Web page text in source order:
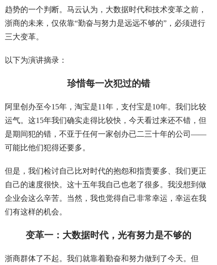
趋势的一个判断。马云认为，大数据时代和技术变革之前，
浙商的未来，仅依靠“勤奋与努力是远远不够的”，必须进行
三大变革。
以下为演讲摘录：
珍惜每一次犯过的错
阿里创办至今15年，淘宝是11年，支付宝是10年。我们比较
运气。这15年我们确实走得比较快，今天看过来还不错，但
是期间犯的错，不亚于任何一家创办已二三十年的公司——
可能比他们犯得还要多。
但是，我们检讨自己比对时代的抱怨和指责要多、我们更正
自己的速度很快。这十五年我自己也老了很多。我没想到做
企业会这么辛苦。当然，我也觉得自己非常幸运，幸运在我
们有这样的机会。
变革一：大数据时代，光有努力是不够的
浙商群体了不起。我们就靠着勤奋和努力做到了今天。但